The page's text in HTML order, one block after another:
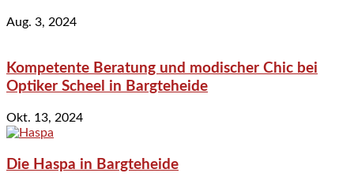
Aug. 3, 2024
Kompetente Beratung und modischer Chic bei
Optiker Scheel in Bargteheide
Okt. 13, 2024
Die Haspa in Bargteheide